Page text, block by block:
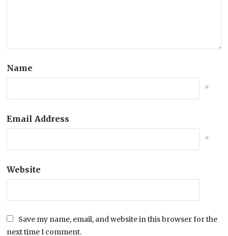
Name
*
Email Address
*
Website
Save my name, email, and website in this browser for the
next time I comment.